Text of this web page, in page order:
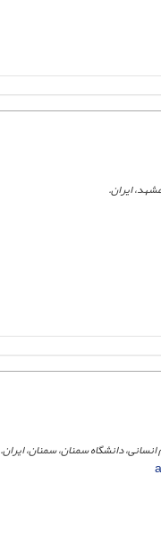
ایران.
دانشگاه سمنان، سمنان، ایران.